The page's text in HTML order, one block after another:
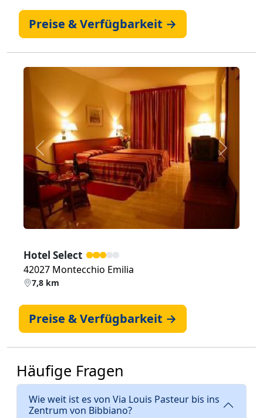
Preise & Verfügbarkeit →
Zurück Weiter
Hotel Select
42027 Montecchio Emilia
7,8 km
Preise & Verfügbarkeit →
Häufige Fragen
Wie weit ist es von Via Louis Pasteur bis ins
Zentrum von Bibbiano?